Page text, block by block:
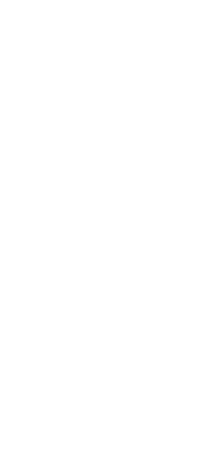
Min partner, Venner, Børn
11